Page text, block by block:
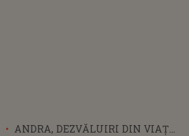
ANDRA, DEZVĂLUIRI DIN VIAȚA